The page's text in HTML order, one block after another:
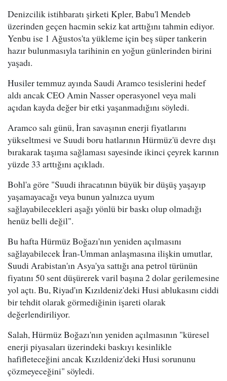
Denizcilik istihbaratı şirketi Kpler, Babu'l Mendeb
üzerinden geçen hacmin sekiz kat arttığını tahmin ediyor.
Yenbu ise 1 Ağustos'ta yükleme için beş süper tankerin
hazır bulunmasıyla tarihinin en yoğun günlerinden birini
yaşadı.
Husiler temmuz ayında Saudi Aramco tesislerini hedef
aldı ancak CEO Amin Nasser operasyonel veya mali
açıdan kayda değer bir etki yaşanmadığını söyledi.
Aramco salı günü, İran savaşının enerji fiyatlarını
yükseltmesi ve Suudi boru hatlarının Hürmüz'ü devre dışı
bırakarak taşıma sağlaması sayesinde ikinci çeyrek karının
yüzde 33 arttığını açıkladı.
Bohl'a göre "Suudi ihracatının büyük bir düşüş yaşayıp
yaşamayacağı veya bunun yalnızca uyum
sağlayabilecekleri aşağı yönlü bir baskı olup olmadığı
henüz belli değil".
Bu hafta Hürmüz Boğazı'nın yeniden açılmasını
sağlayabilecek İran-Umman anlaşmasına ilişkin umutlar,
Suudi Arabistan'ın Asya'ya sattığı ana petrol türünün
fiyatını 50 sent düşürerek varil başına 2 dolar gerilemesine
yol açtı. Bu, Riyad'ın Kızıldeniz'deki Husi ablukasını ciddi
bir tehdit olarak görmediğinin işareti olarak
değerlendiriliyor.
Salah, Hürmüz Boğazı'nın yeniden açılmasının "küresel
enerji piyasaları üzerindeki baskıyı kesinlikle
hafifleteceğini ancak Kızıldeniz'deki Husi sorununu
çözmeyeceğini" söyledi.